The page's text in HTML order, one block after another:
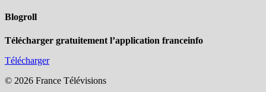
Blogroll
Télécharger gratuitement l’application franceinfo
Télécharger
© 2026 France Télévisions